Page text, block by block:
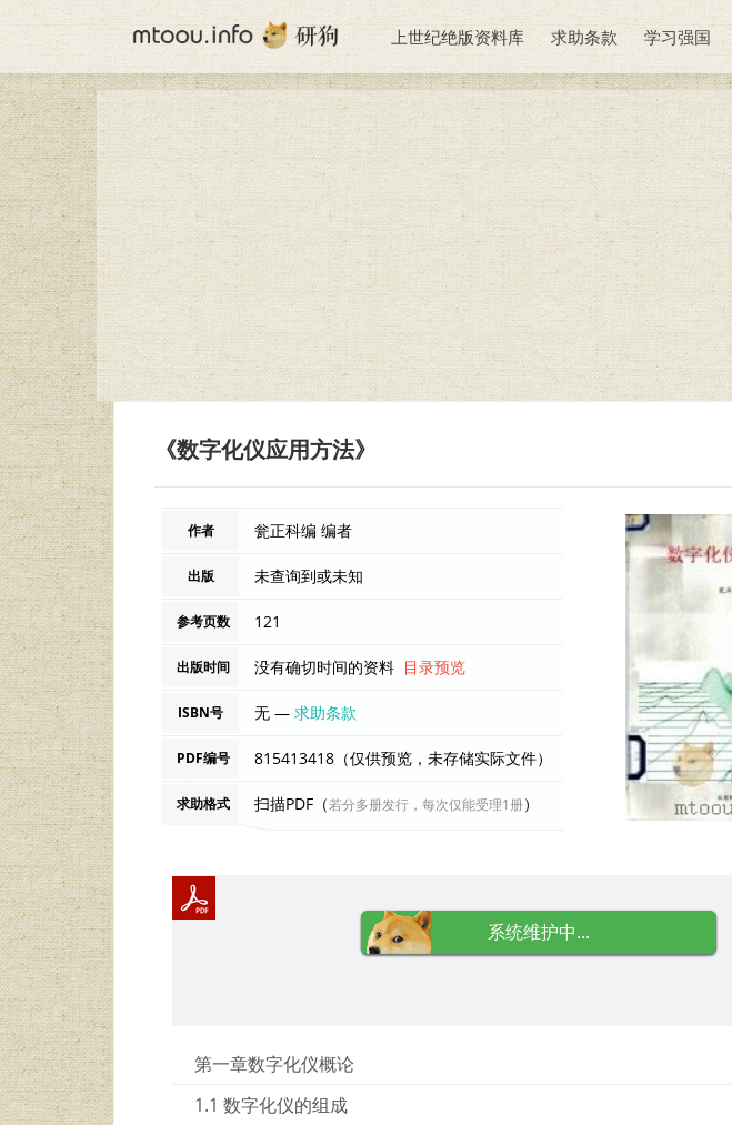
上世纪绝版资料库 求助条款 学习强国
《数字化仪应用方法》
作者 瓮正科编 编者
出版 未查询到或未知
参考页数 121
出版时间 没有确切时间的资料 目录预览
ISBN号 无 —求助条款
PDF编号 815413418（仅供预览，未存储实际文件）
求助格式 扫描PDF（若分多册发行，每次仅能受理1册）
系统维护中...
第一章数字化仪概论
1.1 数字化仪的组成